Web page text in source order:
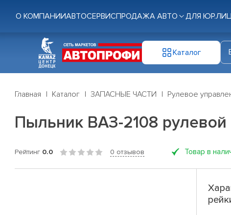
О КОМПАНИИАВТОСЕРВИСПРОДАЖА АВТО ДЛЯ
Каталог
Главная Каталог ЗАПАСНЫЕ ЧАСТИ Рулевое
Пыльник ВАЗ-2108 рулевой
Рейтинг 0.0 0 отзывов Товар в